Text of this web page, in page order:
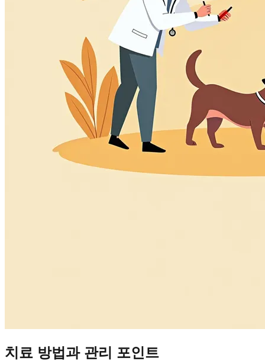
치료 방법과 관리 포인트